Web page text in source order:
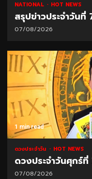
NATIONAL HOT NEWS
สรุปข่าวประจำวัน
07/08/2026
1 min read
ดวงประจำวัน HOT NEWS
ดวงประจำวันศุกร์
07/08/2026